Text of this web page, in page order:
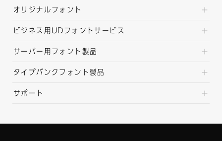
オリジナルフォント
ビジネス用UDフォントサービス
サーバー用フォント製品
タイプバンクフォント製品
サポート